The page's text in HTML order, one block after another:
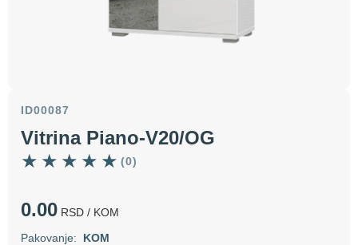
ID00087
Vitrina Piano-V20/OG
(0)
0.00 RSD / KOM
Pakovanje:
KOM